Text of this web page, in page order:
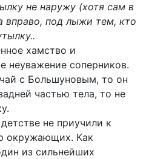
не наружу (хотя сам в
вправо, под лыжи тем, кто
хамство и
неуважение соперников.
с Большуновым, то он
частью тела, то не
не приучили к
окружающих. Как
из сильнейших